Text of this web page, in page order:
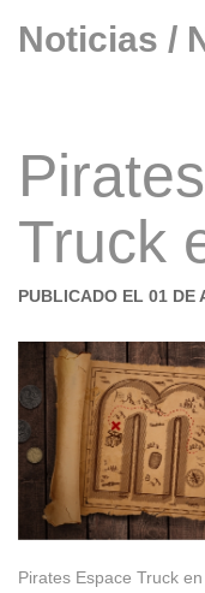
Noticias /
Truck
PUBLICADO EL 01 DE
Pirates Espace Truck